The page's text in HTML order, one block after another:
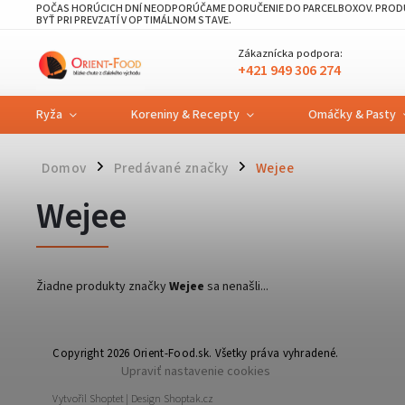
POČAS HORÚCICH DNÍ NEODPORÚČAME DORUČENIE DO PARCELBOXOV.
BYŤ PRI PREVZATÍ V OPTIMÁLNOM STAVE.
Zákaznícka podpora:
+421 949 306 274
Ryža Koreniny & Recepty Omáčky & Pasty
Domov / Predávané značky / Wejee
Wejee
Žiadne produkty značkyWejee sa nenašli...
Copyright 2026 Orient-Food.sk. Všetky práva vyhradené.
Upraviť nastavenie cookies
Vytvořil Shoptet | Design Shoptak.cz